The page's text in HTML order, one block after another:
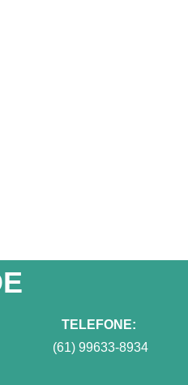
TELEFONE:
(61) 99633-8934